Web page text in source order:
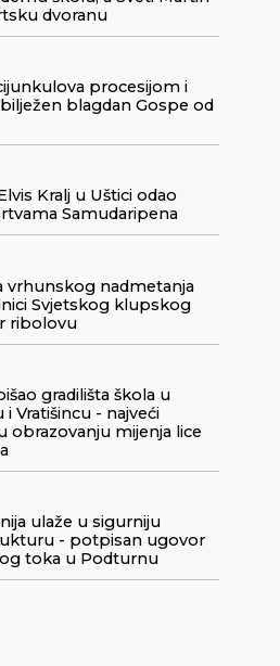
dvoranu
procesijom i
blagdan Gospe od
Kralj u Uštici odao
Samudaripena
vrhunskog nadmetanja
Svjetskog klupskog
ribolovu
gradilišta škola u
Vratišincu - najveći
obrazovanju mijenja lice
ulaže u sigurniju
- potpisan ugovor
toka u Podturnu